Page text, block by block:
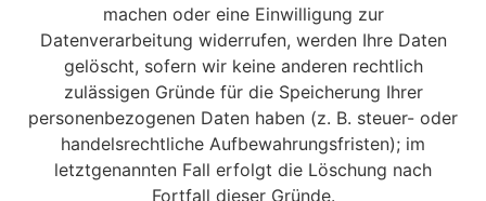
machen oder eine Einwilligung zur
Datenverarbeitung widerrufen, werden Ihre Daten
gelöscht, sofern wir keine anderen rechtlich
zulässigen Gründe für die Speicherung Ihrer
personenbezogenen Daten haben (z. B. steuer- oder
handelsrechtliche Aufbewahrungsfristen); im
letztgenannten Fall erfolgt die Löschung nach
Fortfall dieser Gründe.